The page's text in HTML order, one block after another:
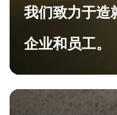
我们致力于造
企业和员工。